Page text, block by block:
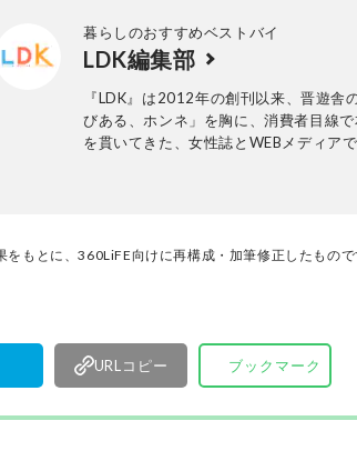
いしい、毎日食べたい家庭料理を提案し
レビ出演のほか、様々な商品に関するレ
暮らしのおすすめベストバイ
LDK編集部
『LDK』は2012年の創刊以来、晋遊舎
びある、ホンネ」を胸に、消費者目線
を貫いてきた、女性誌とWEBメディア
なたにお届け。編集長・高橋咲彩を中心
もとに、360LiFE向けに再構成・加筆修正したもので
URLコピー ブックマーク